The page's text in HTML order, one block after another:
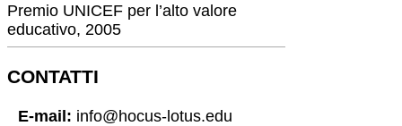
Premio UNICEF per l’alto valore
educativo, 2005
CONTATTI
E-mail: info@hocus-lotus.edu